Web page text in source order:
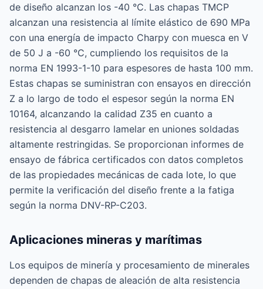
de diseño alcanzan los -40 °C. Las chapas TMCP
alcanzan una resistencia al límite elástico de 690 MPa
con una energía de impacto Charpy con muesca en V
de 50 J a -60 °C, cumpliendo los requisitos de la
norma EN 1993-1-10 para espesores de hasta 100 mm.
Estas chapas se suministran con ensayos en dirección
Z a lo largo de todo el espesor según la norma EN
10164, alcanzando la calidad Z35 en cuanto a
resistencia al desgarro lamelar en uniones soldadas
altamente restringidas. Se proporcionan informes de
ensayo de fábrica certificados con datos completos
de las propiedades mecánicas de cada lote, lo que
permite la verificación del diseño frente a la fatiga
según la norma DNV-RP-C203.
Aplicaciones mineras y marítimas
Los equipos de minería y procesamiento de minerales
dependen de chapas de aleación de alta resistencia